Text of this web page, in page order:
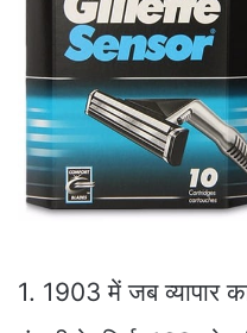
1. 1903 में जब व्यापार